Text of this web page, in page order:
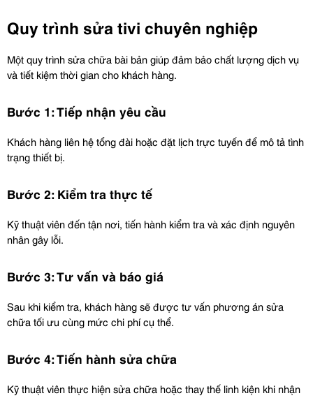
Quy trình sửa tivi chuyên nghiệp
Một quy trình sửa chữa bài bản giúp đảm bảo chất lượng dịch vụ
và tiết kiệm thời gian cho khách hàng.
Bước 1: Tiếp nhận yêu cầu
Khách hàng liên hệ tổng đài hoặc đặt lịch trực tuyến để mô tả tình
trạng thiết bị.
Bước 2: Kiểm tra thực tế
Kỹ thuật viên đến tận nơi, tiến hành kiểm tra và xác định nguyên
nhân gây lỗi.
Bước 3: Tư vấn và báo giá
Sau khi kiểm tra, khách hàng sẽ được tư vấn phương án sửa
chữa tối ưu cùng mức chi phí cụ thể.
Bước 4: Tiến hành sửa chữa
Kỹ thuật viên thực hiện sửa chữa hoặc thay thế linh kiện khi nhận